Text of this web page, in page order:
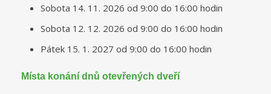
Sobota 14. 11. 2026 od 9:00 do 16:00 hodin
Sobota 12. 12. 2026 od 9:00 do 16:00 hodin
Pátek 15. 1. 2027 od 9:00 do 16:00 hodin
Místa konání dnů otevřených dveří